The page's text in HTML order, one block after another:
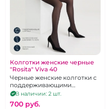
Колготки женские черные
"Rosita" Viva 40
Черные женские колготки с
поддерживающими
шортиками, размер 5
В наличии: 2 шт.
700 pуб.